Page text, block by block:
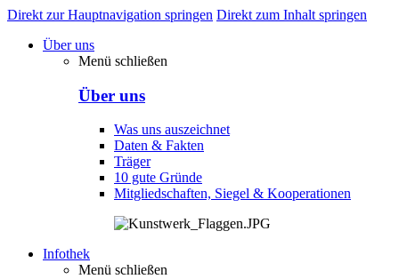
Direkt zur Hauptnavigation springen Direkt zum Inhalt springen
Über uns
Menü schließen
Über uns
Was uns auszeichnet
Daten & Fakten
Träger
10 gute Gründe
Mitgliedschaften, Siegel & Kooperationen
Infothek
Menü schließen